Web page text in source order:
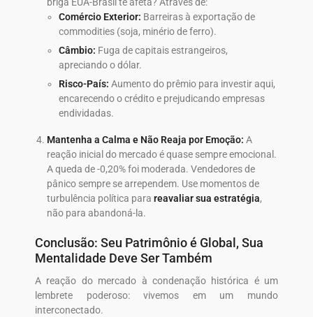
briga EUA-Brasil te afeta? Através de:
Comércio Exterior: Barreiras à exportação de
commodities (soja, minério de ferro).
Câmbio: Fuga de capitais estrangeiros,
apreciando o dólar.
Risco-País: Aumento do prêmio para investir aqui,
encarecendo o crédito e prejudicando empresas
endividadas.
Mantenha a Calma e Não Reaja por Emoção: A
reação inicial do mercado é quase sempre emocional.
A queda de -0,20% foi moderada. Vendedores de
pânico sempre se arrependem. Use momentos de
turbulência política para reavaliar sua estratégia,
não para abandoná-la.
Conclusão: Seu Patrimônio é Global, Sua
Mentalidade Deve Ser Também
A reação do mercado à condenação histórica é um
lembrete poderoso: vivemos em um mundo
interconectado.